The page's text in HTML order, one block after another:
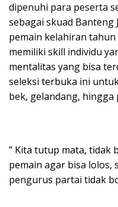
dipenuhi para peserta
sebagai skuad Banteng
pemain kelahiran
memiliki skill individu
mentalitas yang bisa
seleksi terbuka ini
bek, gelandang, hingga
” Kita tutup mata, tidak
pemain agar bisa lolos,
pengurus partai tidak